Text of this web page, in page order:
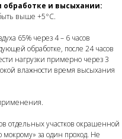
и высыхании:
выше +5°C.
65% через 4 – 6 часов
обработке, после 24 часов
нагрузки примерно через 3
влажности время высыхания
отдельных участков окрашенной
за один проход. Не